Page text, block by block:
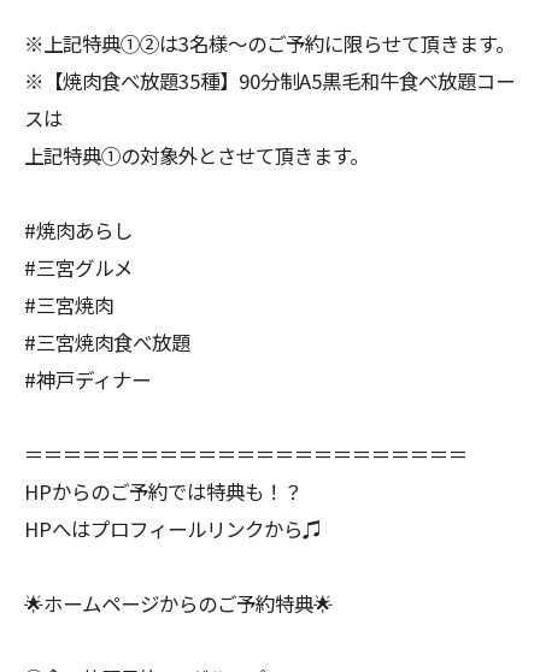
※上記特典①②は3名様〜のご予約に限らせて頂きます。
※【焼肉食べ放題35種】90分制A5黒毛和牛食べ放題コー
スは
上記特典①の対象外とさせて頂きます。
#焼肉あらし
#三宮グルメ
#三宮焼肉
#三宮焼肉食べ放題
#神戸ディナー
＝＝＝＝＝＝＝＝＝＝＝＝＝＝＝＝＝＝＝＝＝＝＝
HPからのご予約では特典も！？
HPへはプロフィールリンクから♫
🌟ホームページからのご予約特典🌟